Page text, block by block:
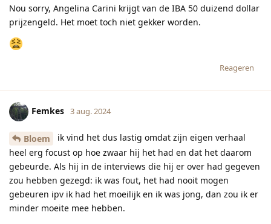
Nou sorry, Angelina Carini krijgt van de IBA 50 duizend dollar
prijzengeld. Het moet toch niet gekker worden.
Reageren
Femkes 3 aug. 2024
Bloem
ik vind het dus lastig omdat zijn eigen verhaal
heel erg focust op hoe zwaar hij het had en dat het daarom
gebeurde. Als hij in de interviews die hij er over had gegeven
zou hebben gezegd: ik was fout, het had nooit mogen
gebeuren ipv ik had het moeilijk en ik was jong, dan zou ik er
minder moeite mee hebben.